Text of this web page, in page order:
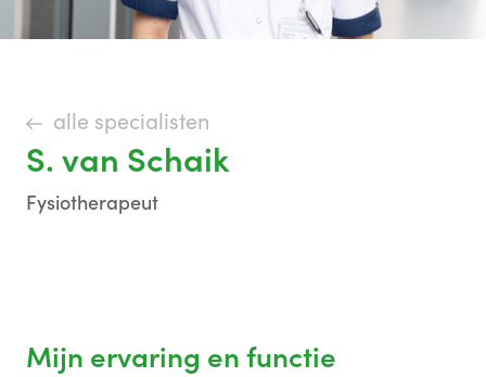
alle specialisten
S. van Schaik
Fysiotherapeut
Mijn ervaring en functie